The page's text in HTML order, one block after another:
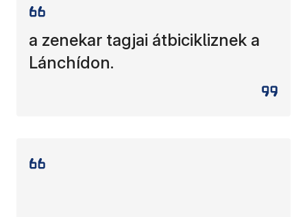
a zenekar tagjai átbicikliznek a
Lánchídon.